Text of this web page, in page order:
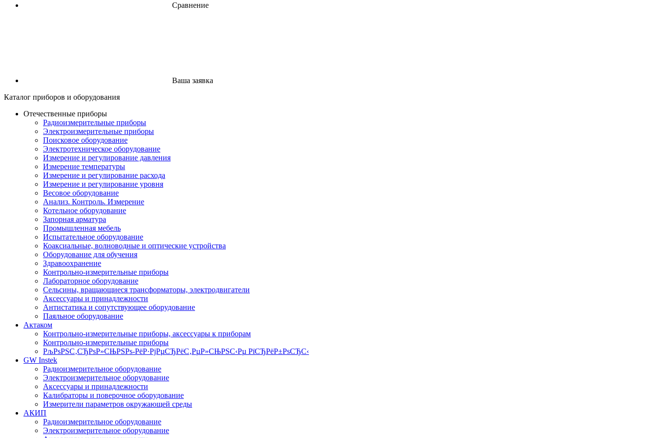
Сравнение
Ваша заявка
Каталог приборов и оборудования
Отечественные приборы
Радиоизмерительные приборы
Электроизмерительные приборы
Поисковое оборудование
Электротехническое оборудование
Измерение и регулирование давления
Измерение температуры
Измерение и регулирование расхода
Измерение и регулирование уровня
Весовое оборудование
Анализ. Контроль. Измерение
Котельное оборудование
Запорная арматура
Промышленная мебель
Испытательное оборудование
Коаксиальные, волноводные и оптические устройства
Оборудование для обучения
Здравоохранение
Контрольно-измерительные приборы
Лабораторное оборудование
Сельсины, вращающиеся трансформаторы, электродвигатели
Аксессуары и принадлежности
Антистатика и сопутствующее оборудование
Паяльное оборудование
Актаком
Контрольно-измерительные приборы, аксессуары к приборам
Контрольно-измерительные приборы
РљРѕРЅС‚СЂРѕР»СЊРЅРѕ-РёР·РјРµСЂРёС‚РµР»СЊРЅС‹Рµ РїСЂРёР±РѕСЂС‹
GW Instek
Радиоизмерительное оборудование
Электроизмерительное оборудование
Аксессуары и принадлежности
Калибраторы и поверочное оборудование
Измерители параметров окружающей среды
АКИП
Радиоизмерительное оборудование
Электроизмерительное оборудование